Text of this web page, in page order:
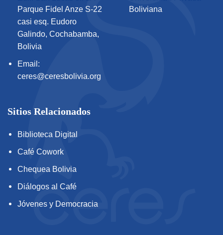
Parque Fidel Anze S-22
casi esq. Eudoro
Galindo, Cochabamba,
Bolivia
Email:
ceres@ceresbolivia.org
Boliviana
Sitios Relacionados
Biblioteca Digital
Café Cowork
Chequea Bolivia
Diálogos al Café
Jóvenes y Democracia